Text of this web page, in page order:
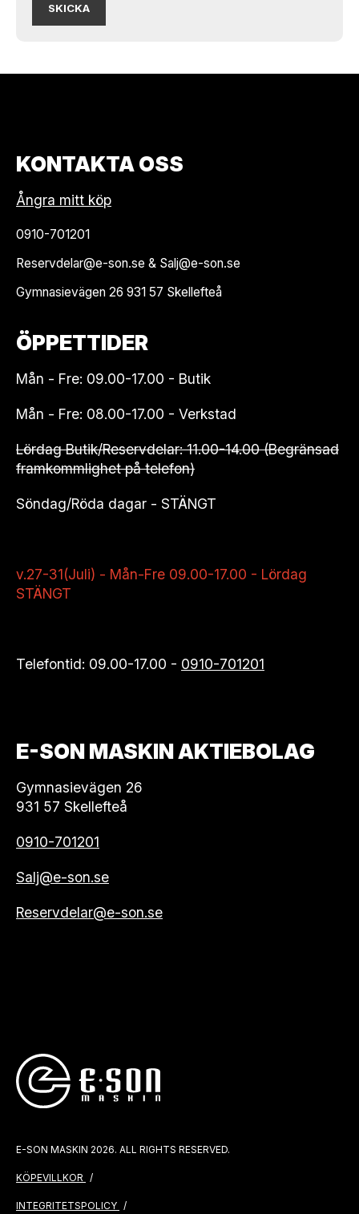
KONTAKTA OSS
Ångra mitt köp
0910-701201
Reservdelar@e-son.se & Salj@e-son.se
Gymnasievägen 26 931 57 Skellefteå
ÖPPETTIDER
Mån - Fre: 09.00-17.00 - Butik
Mån - Fre: 08.00-17.00 - Verkstad
Lördag Butik/Reservdelar: 11.00-14.00 (Begränsad
framkommlighet på telefon)
Söndag/Röda dagar - STÄNGT
v.27-31(Juli) - Mån-Fre 09.00-17.00 - Lördag
STÄNGT
Telefontid: 09.00-17.00 - 0910-701201
E-SON MASKIN AKTIEBOLAG
Gymnasievägen 26
931 57 Skellefteå
0910-701201
Salj@e-son.se
Reservdelar@e-son.se
E-SON MASKIN 2026. ALL RIGHTS RESERVED.
KÖPEVILLKOR
INTEGRITETSPOLICY